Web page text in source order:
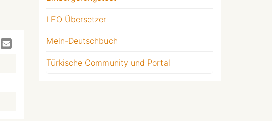
LEO Übersetzer
Mein-Deutschbuch
Türkische Community und Portal